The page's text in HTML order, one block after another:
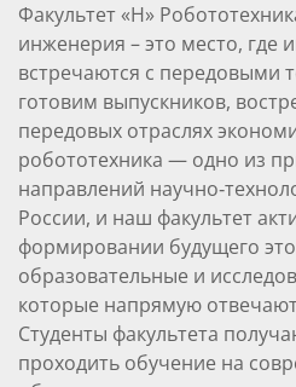
Факультет «Н»
инженерия – это место, где
встречаются с передовыми
готовим выпускников,
передовых отраслях
робототехника — одно из
направлений
России, и наш факультет
формировании будущего
образовательные и
которые напрямую
Студенты факультета
проходить обучение на